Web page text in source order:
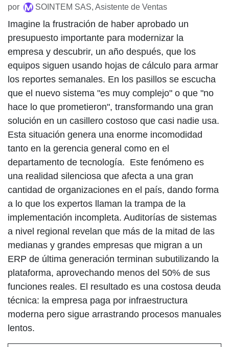
por
SOINTEM SAS, Asistente de Ventas
Imagine la frustración de haber aprobado un
presupuesto importante para modernizar la
empresa y descubrir, un año después, que los
equipos siguen usando hojas de cálculo para armar
los reportes semanales. En los pasillos se escucha
que el nuevo sistema "es muy complejo" o que "no
hace lo que prometieron", transformando una gran
solución en un casillero costoso que casi nadie usa.
Esta situación genera una enorme incomodidad
tanto en la gerencia general como en el
departamento de tecnología. Este fenómeno es
una realidad silenciosa que afecta a una gran
cantidad de organizaciones en el país, dando forma
a lo que los expertos llaman la trampa de la
implementación incompleta. Auditorías de sistemas
a nivel regional revelan que más de la mitad de las
medianas y grandes empresas que migran a un
ERP de última generación terminan subutilizando la
plataforma, aprovechando menos del 50% de sus
funciones reales. El resultado es una costosa deuda
técnica: la empresa paga por infraestructura
moderna pero sigue arrastrando procesos manuales
lentos.